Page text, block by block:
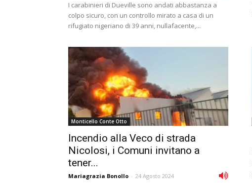
I carabinieri di Dueville sono andati abbastanza a
colpo sicuro, con un controllo mirato a casa di un
rifugiato nigeriano di 39 anni, nullafacente,...
Monticello Conte Otto
Incendio alla Veco di strada
Nicolosi, i Comuni invitano a
tener...
Mariagrazia Bonollo - 24 Agosto 2024